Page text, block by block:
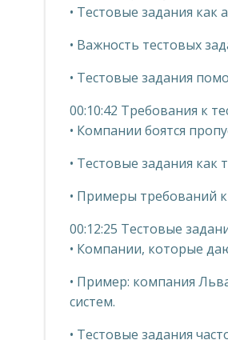
• Тестовые задания
• Важность тестовых
• Тестовые задания
00:10:42 Требования к
• Компании боятся
• Тестовые задания как
• Примеры требований
00:12:25 Тестовые
• Компании, которые
• Пример: компания
систем.
• Тестовые задания